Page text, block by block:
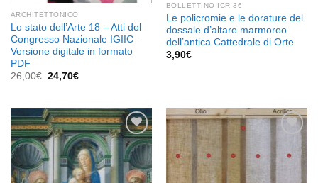
ARCHITETTONICO
Lo stato dell’Arte 18 – Atti del
Congresso Nazionale IGIIC –
Versione digitale in formato
PDF
26,00€ Il
26,00€.
24,70€Il
24,70€.
BOLLETTINO ICR 36
Le policromie e le dorature del
dossale d’altare marmoreo
dell’antica Cattedrale di Orte
3,90€
Aggiungi
alla lista